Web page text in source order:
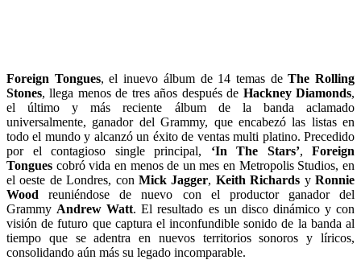
Foreign Tongues, el inuevo álbum de 14 temas deThe Rolling
Stones, llega menos de tres años después de Hackney Diamonds,
el último y más reciente álbum de la banda aclamado
universalmente, ganador del Grammy, que encabezó las listas en
todo el mundo y alcanzó un éxito de ventas multi platino. Precedido
por el contagioso single principal, ‘In The Stars’, Foreign
Tongues cobró vida en menos de un mes en Metropolis Studios, en
el oeste de Londres, con Mick Jagger, Keith Richards yRonnie
Wood reuniéndose de nuevo con el productor ganador del
Grammy Andrew Watt. El resultado es un disco dinámico y con
visión de futuro que captura el inconfundible sonido de la banda al
tiempo que se adentra en nuevos territorios sonoros y líricos,
consolidando aún más su legado incomparable.